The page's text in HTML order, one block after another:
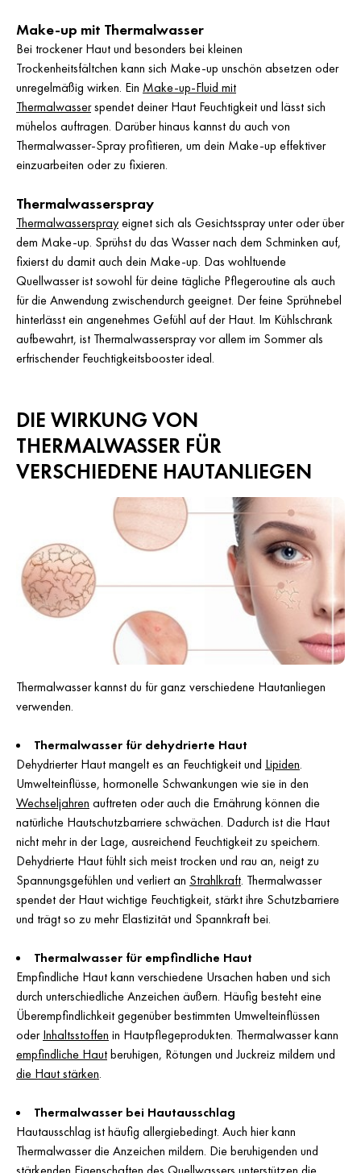
Make-up mit Thermalwasser
Bei trockener Haut und besonders bei kleinen
Trockenheitsfältchen kann sich Make-up unschön absetzen oder
unregelmäßig wirken. Ein Make-up-Fluid mit
Thermalwasserspendet deiner Haut Feuchtigkeit und lässt sich
mühelos auftragen. Darüber hinaus kannst du auch von
Thermalwasser-Spray profitieren, um dein Make-up effektiver
einzuarbeiten oder zu fixieren.
Thermalwasserspray
Thermalwassersprayeignet sich als Gesichtsspray unter oder über
dem Make-up. Sprühst du das Wasser nach dem Schminken auf,
fixierst du damit auch dein Make-up. Das wohltuende
Quellwasser ist sowohl für deine tägliche Pflegeroutine als auch
für die Anwendung zwischendurch geeignet. Der feine Sprühnebel
hinterlässt ein angenehmes Gefühl auf der Haut. Im Kühlschrank
aufbewahrt, ist Thermalwasserspray vor allem im Sommer als
erfrischender Feuchtigkeitsbooster ideal.
DIE WIRKUNG VON
THERMALWASSER FÜR
VERSCHIEDENE HAUTANLIEGEN
Thermalwasser kannst du für ganz verschiedene Hautanliegen
verwenden.
Thermalwasser für dehydrierte Haut
Dehydrierter Haut mangelt es an Feuchtigkeit und Lipiden.
Umwelteinflüsse, hormonelle Schwankungen wie sie in den
Wechseljahren auftreten oder auch die Ernährung können die
natürliche Hautschutzbarriere schwächen. Dadurch ist die Haut
nicht mehr in der Lage, ausreichend Feuchtigkeit zu speichern.
Dehydrierte Haut fühlt sich meist trocken und rau an, neigt zu
Spannungsgefühlen und verliert an Strahlkraft. Thermalwasser
spendet der Haut wichtige Feuchtigkeit, stärkt ihre Schutzbarriere
und trägt so zu mehr Elastizität und Spannkraft bei.
Thermalwasser für empfindliche Haut
Empfindliche Haut kann verschiedene Ursachen haben und sich
durch unterschiedliche Anzeichen äußern. Häufig besteht eine
Überempfindlichkeit gegenüber bestimmten Umwelteinflüssen
oderInhaltsstoffen in Hautpflegeprodukten. Thermalwasser kann
empfindliche Hautberuhigen, Rötungen und Juckreiz mildern und
die Haut stärken.
Thermalwasser bei Hautausschlag
Hautausschlag ist häufig allergiebedingt. Auch hier kann
Thermalwasser die Anzeichen mildern. Die beruhigenden und